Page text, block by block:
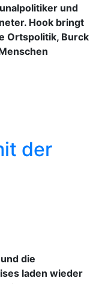
und
Hook bringt
Ortspolitik, Burck
der
die
laden wieder